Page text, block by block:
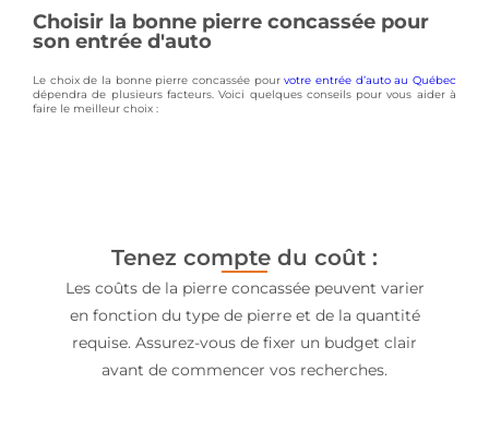
Choisir la bonne pierre concassée pour
son entrée d'auto
Le choix de la bonne pierre concassée pourvotre entrée d’auto au Québec
dépendra de plusieurs facteurs. Voici quelques conseils pour vous aider à
faire le meilleur choix :
Tenez compte du coût :
Les coûts de la pierre concassée peuvent varier
en fonction du type de pierre et de la quantité
requise. Assurez-vous de fixer un budget clair
avant de commencer vos recherches.